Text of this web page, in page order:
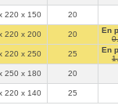
220 x 150 20
220 x 200 20
En
220 x 250 25
En
250 x 180 20
220 x 140 25